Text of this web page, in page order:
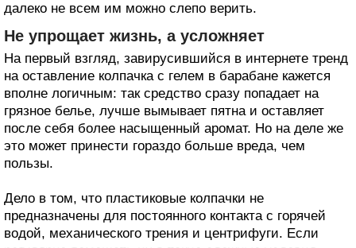
далеко не всем им можно слепо верить.
Не упрощает жизнь, а усложняет
На первый взгляд, завирусившийся в интернете тренд
на оставление колпачка с гелем в барабане кажется
вполне логичным: так средство сразу попадает на
грязное белье, лучше вымывает пятна и оставляет
после себя более насыщенный аромат. Но на деле же
это может принести гораздо больше вреда, чем
пользы.
Дело в том, что пластиковые колпачки не
предназначены для постоянного контакта с горячей
водой, механического трения и центрифуги. Если